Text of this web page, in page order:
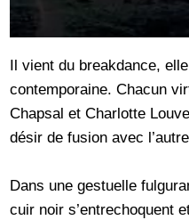
Il vient du breakdance,
contemporaine. Chacun
Chapsal et Charlotte
désir de fusion avec
Dans une gestuelle
cuir noir s’entrechoquent